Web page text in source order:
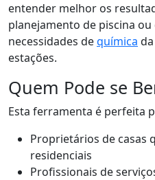
entender melhor os
planejamento de piscina
necessidades dequímica
estações.
Quem Pode se
Esta ferramenta é perfeita
Proprietários de casas
residenciais
Profissionais de